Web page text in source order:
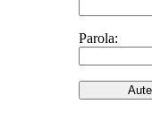
Parola: